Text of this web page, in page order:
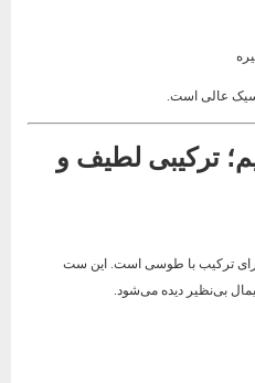
عالی است.
ترکیبی لطیف و
ترکیب با طوسی است. این ست
بی‌نظیر دیده می‌شود.